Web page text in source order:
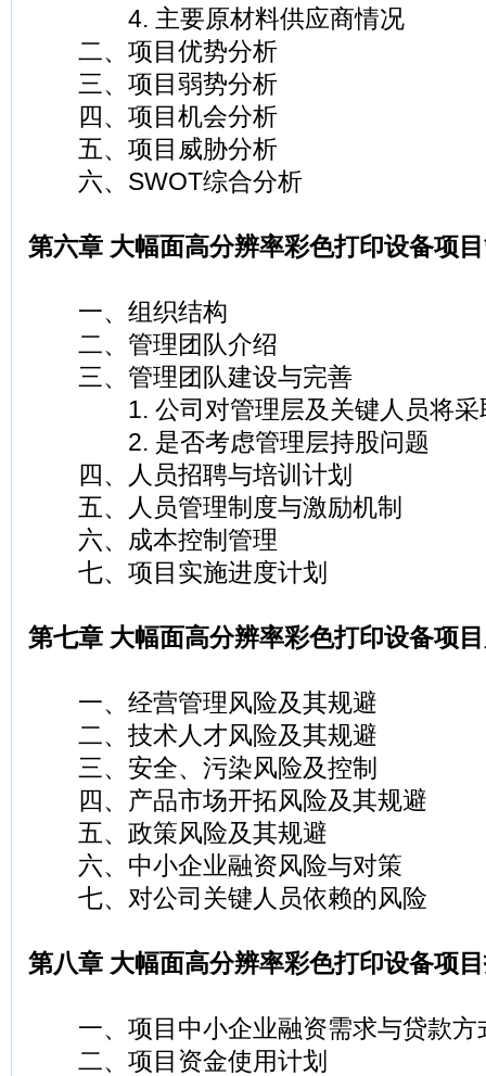
4. 主要原材料供应商情况
二、项目优势分析
三、项目弱势分析
四、项目机会分析
五、项目威胁分析
六、SWOT综合分析
第六章 大幅面高分辨率彩色打印设备项
一、组织结构
二、管理团队介绍
三、管理团队建设与完善
1. 公司对管理层及关键人员将采
2. 是否考虑管理层持股问题
四、人员招聘与培训计划
五、人员管理制度与激励机制
六、成本控制管理
七、项目实施进度计划
第七章 大幅面高分辨率彩色打印设备项
一、经营管理风险及其规避
二、技术人才风险及其规避
三、安全、污染风险及控制
四、产品市场开拓风险及其规避
五、政策风险及其规避
六、中小企业融资风险与对策
七、对公司关键人员依赖的风险
第八章 大幅面高分辨率彩色打印设备项
一、项目中小企业融资需求与贷款方
二、项目资金使用计划